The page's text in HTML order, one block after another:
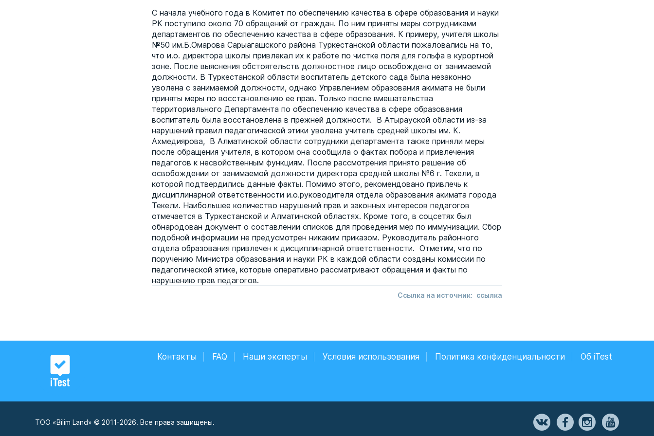
С начала учебного года в Комитет по обеспечению качества в сфере образования и науки
РК поступило около 70 обращений от граждан. По ним приняты меры сотрудниками
департаментов по обеспечению качества в сфере образования. К примеру, учителя школы
№50 им.Б.Омарова Сарыагашского района Туркестанской области пожаловались на то,
что и.о. директора школы привлекал их к работе по чистке поля для гольфа в курортной
зоне. После выяснения обстоятельств должностное лицо освобождено от занимаемой
должности. В Туркестанской области воспитатель детского сада была незаконно
уволена с занимаемой должности, однако Управлением образования акимата не были
приняты меры по восстановлению ее прав. Только после вмешательства
территориального Департамента по обеспечению качества в сфере образования
воспитатель была восстановлена в прежней должности. В Атырауской области из-за
нарушений правил педагогической этики уволена учитель средней школы им. К.
Ахмедиярова, В Алматинской области сотрудники департамента также приняли меры
после обращения учителя, в котором она сообщила о фактах побора и привлечения
педагогов к несвойственным функциям. После рассмотрения принято решение об
освобождении от занимаемой должности директора средней школы №6 г. Текели, в
которой подтвердились данные факты. Помимо этого, рекомендовано привлечь к
дисциплинарной ответственности и.о.руководителя отдела образования акимата города
Текели. Наибольшее количество нарушений прав и законных интересов педагогов
отмечается в Туркестанской и Алматинской областях. Кроме того, в соцсетях был
обнародован документ о составлении списков для проведения мер по иммунизации. Сбор
подобной информации не предусмотрен никаким приказом. Руководитель районного
отдела образования привлечен к дисциплинарной ответственности. Отметим, что по
поручению Министра образования и науки РК в каждой области созданы комиссии по
педагогической этике, которые оперативно рассматривают обращения и факты по
нарушению прав педагогов.
Ссылка на источник: cсылка
Контакты FAQ Наши эксперты Условия использования Политика конфиденциальности Об iTest
ТОО «Bilim Land» © 2011-2026. Все права защищены.